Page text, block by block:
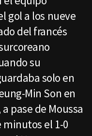
gol a los nueve
del francés
su
solo en
Min Son en
pase de Moussa
minutos el 1-0